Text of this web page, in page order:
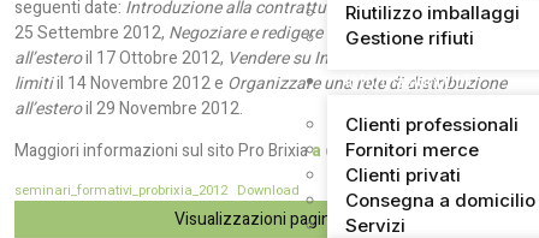
Riutilizzo imballaggi
Gestione rifiuti
Informazioni Utili
Clienti professionali
Fornitori merce
Clienti privati
Consegna a domicilio
Servizi
seguenti date: Introduzione alla contrattualistica internazionaleil
25 Settembre 2012, Negoziare e redigere contratti con agenti
all’esteroil 17 Ottobre 2012, Vendere su Internet: opportunità e
limitiil 14 Novembre 2012 e Organizzare una rete di distribuzione
all’esteroil 29 Novembre 2012.
Maggiori informazioni sul sito Pro Brixiaa questo link.
seminari_formativi_probrixia_2012 Download
Visualizzazioni pagina: 96